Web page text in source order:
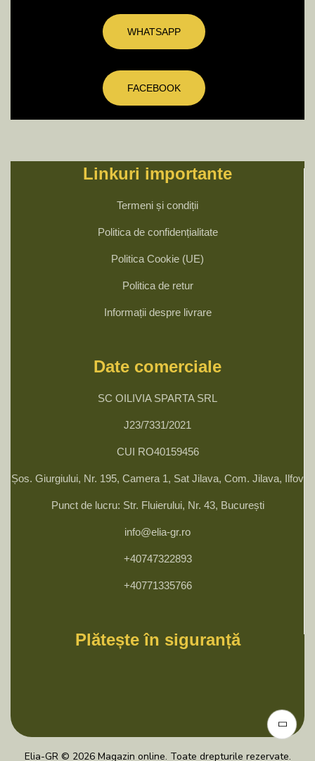
WHATSAPP
FACEBOOK
Linkuri importante
Termeni și condiții
Politica de confidențialitate
Politica Cookie (UE)
Politica de retur
Informații despre livrare
Date comerciale
SC OILIVIA SPARTA SRL
J23/7331/2021
CUI RO40159456
Șos. Giurgiului, Nr. 195, Camera 1, Sat Jilava, Com. Jilava, Ilfov
Punct de lucru: Str. Fluierului, Nr. 43, București
info@elia-gr.ro
+40747322893
+40771335766
Plătește în siguranță
Elia-GR © 2026 Magazin online. Toate drepturile rezervate.